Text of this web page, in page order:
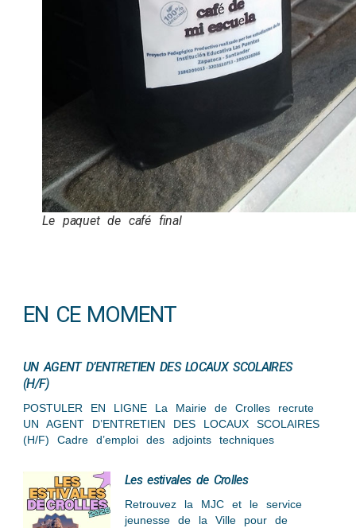
Le paquet de café final
EN CE MOMENT
UN AGENT D’ENTRETIEN DES LOCAUX SCOLAIRES
(H/F)
POSTULER EN LIGNE La Mairie de Crolles recrute
UN AGENT D’ENTRETIEN DES LOCAUX SCOLAIRES
(H/F) Cadre d’emploi des adjoints techniques
Les estivales de Crolles
Retrouvez la MJC et le service
jeunesse de la Ville pour de